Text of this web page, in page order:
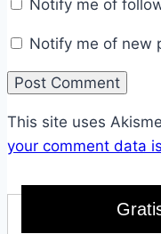
Notify me of
Notify me of new
This site uses
your comment data